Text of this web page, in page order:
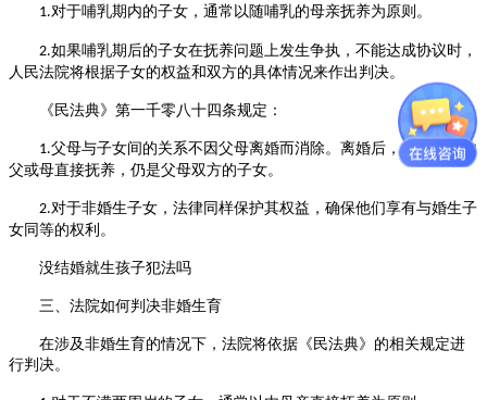
1.对于哺乳期内的子女，通常以随哺乳的母亲抚养为原则。
2.如果哺乳期后的子女在抚养问题上发生争执，不能达成协议时，
人民法院将根据子女的权益和双方的具体情况来作出判决。
《民法典》第一千零八十四条规定：
1.父母与子女间的关系不因父母离婚而消除。离婚后，子女无论由
父或母直接抚养，仍是父母双方的子女。
2.对于非婚生子女，法律同样保护其权益，确保他们享有与婚生子
女同等的权利。
没结婚就生孩子犯法吗
三、法院如何判决非婚生育
在涉及非婚生育的情况下，法院将依据《民法典》的相关规定进
行判决。